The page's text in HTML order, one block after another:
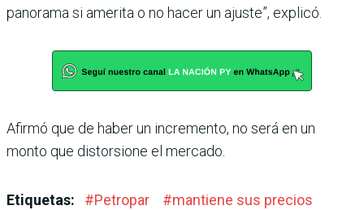
panorama si amerita o no hacer un ajuste”, explicó.
Afirmó que de haber un incre­mento, no será en un
monto que distorsione el mercado.
Etiquetas: #Petropar #mantiene sus precios